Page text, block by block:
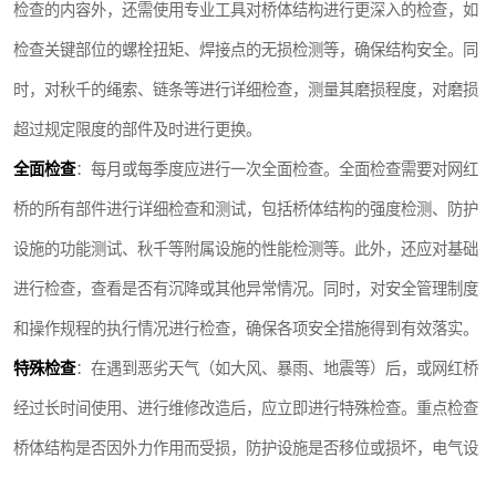
检查的内容外，还需使用专业工具对桥体结构进行更深入的检查，如
检查关键部位的螺栓扭矩、焊接点的无损检测等，确保结构安全。同
时，对秋千的绳索、链条等进行详细检查，测量其磨损程度，对磨损
超过规定限度的部件及时进行更换。
全面检查：每月或每季度应进行一次全面检查。全面检查需要对网红
桥的所有部件进行详细检查和测试，包括桥体结构的强度检测、防护
设施的功能测试、秋千等附属设施的性能检测等。此外，还应对基础
进行检查，查看是否有沉降或其他异常情况。同时，对安全管理制度
和操作规程的执行情况进行检查，确保各项安全措施得到有效落实。
特殊检查：在遇到恶劣天气（如大风、暴雨、地震等）后，或网红桥
经过长时间使用、进行维修改造后，应立即进行特殊检查。重点检查
桥体结构是否因外力作用而受损，防护设施是否移位或损坏，电气设